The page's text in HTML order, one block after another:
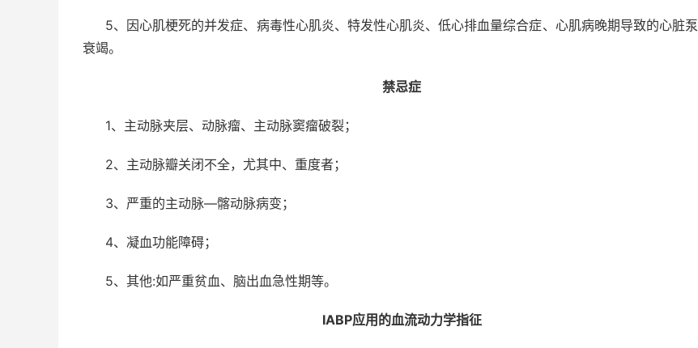
5、因心肌梗死的并发症、病毒性心肌炎、特发性心肌炎、低心排血量综合症、心肌病晚期导致的心脏泵
衰竭。
禁忌症
1、主动脉夹层、动脉瘤、主动脉窦瘤破裂；
2、主动脉瓣关闭不全，尤其中、重度者；
3、严重的主动脉—髂动脉病变；
4、凝血功能障碍；
5、其他:如严重贫血、脑出血急性期等。
IABP应用的血流动力学指征